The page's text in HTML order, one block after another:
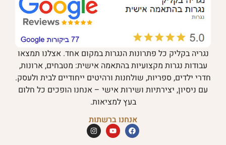
נגריה בקליק כל פתרונות הנגרות במקום אחד. אצלנו תמצאו
עבודות נגרות מקצועיות בהתאמה אישית: מטבחים, ארונות,
חדרי ילדים, ספריות, שולחנות ורהיטים ייחודיים לבית ולעסק.
עם ניסיון, יצירתיות ושירות אישי – אנחנו הופכים כל חלום
בעץ למציאות.
אנחנו ברשתות